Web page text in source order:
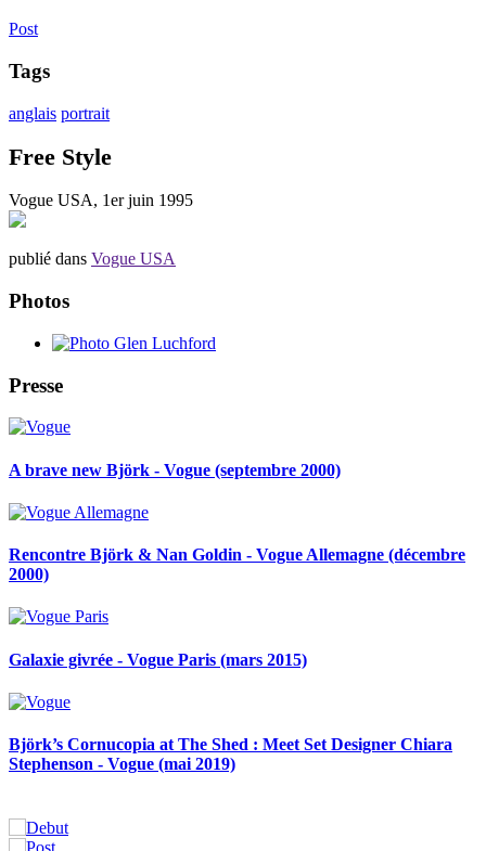
Post
Tags
anglais portrait
Free Style
Vogue USA, 1er juin 1995
publié dans Vogue USA
Photos
Presse
A brave new Björk - Vogue (septembre 2000)
Rencontre Björk & Nan Goldin - Vogue Allemagne (décembre
2000)
Galaxie givrée - Vogue Paris (mars 2015)
Björk’s Cornucopia at The Shed : Meet Set Designer Chiara
Stephenson - Vogue (mai 2019)